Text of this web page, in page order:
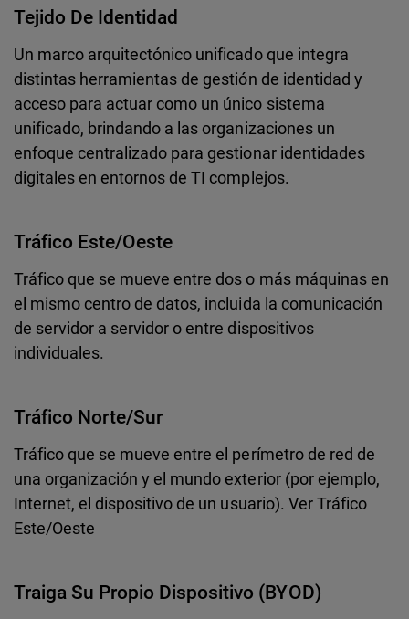
Tejido De Identidad
Un marco arquitectónico unificado que integra
distintas herramientas de gestión de identidad y
acceso para actuar como un único sistema
unificado, brindando a las organizaciones un
enfoque centralizado para gestionar identidades
digitales en entornos de TI complejos.
Tráfico Este/Oeste
Tráfico que se mueve entre dos o más máquinas en
el mismo centro de datos, incluida la comunicación
de servidor a servidor o entre dispositivos
individuales.
Tráfico Norte/Sur
Tráfico que se mueve entre el perímetro de red de
una organización y el mundo exterior (por ejemplo,
Internet, el dispositivo de un usuario). Ver Tráfico
Este/Oeste
Traiga Su Propio Dispositivo (BYOD)